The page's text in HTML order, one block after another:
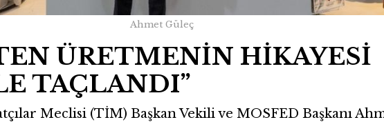
Ahmet Güleç
ÜRETMENİN HİKAYESİ
TAÇLANDI”
Meclisi (TİM) Başkan Vekili ve MOSFED Başkanı